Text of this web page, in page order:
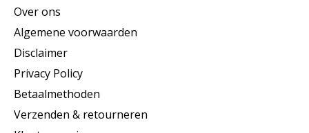
Over ons
Algemene voorwaarden
Disclaimer
Privacy Policy
Betaalmethoden
Verzenden & retourneren